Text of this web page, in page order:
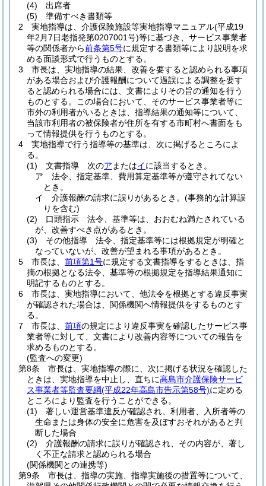
(4)
出席者
(5)
準備すべき書類等
2
実地指導は、介護保険施設等実地指導マニュアル(平成19
年2月7日老指発第0207001号)等に基づき、サービス事業者
等の関係者から前条第5号に規定する書類等により説明を求
める面談形式で行うものとする。
3
市長は、実地指導の結果、改善を要すると認められる事項
がある場合および介護報酬について過誤による調整を要す
ると認められる場合には、文書によりその旨の通知を行う
ものとする。
この場合において、そのサービス事業者等に
市外の利用者がいるときは、指導結果の通知等について、
当該市利用者の被保険者が住所を有する市町村へ書面をも
って情報提供を行うものとする。
4
実地指導で行う指導等の基準は、次に掲げるところによ
る。
(1)
文書指導 次のア またはイに該当するとき。
ア
法令、指定基準、費用算定基準等が遵守されてない
とき。
イ
介護報酬の請求に誤りがあるとき。 (事務的な計算誤
りを含む)
(2)
口頭指示 法令、基準等は、おおむね満たされている
が、改善すべき点があるとき。
(3)
その他指導 法令、指定基準等には根拠規定が明確と
なっていないが、改善が望まれる事項があるとき。
5
市長は、 前項第1号に規定する文書指導をするときは、指
摘の根拠となる法令、基準等の根拠規定を指導結果通知に
明記するものとする。
6
市長は、実地指導において、他法令を根拠とする違反事実
が確認された場合は、関係機関へ情報提供をするものとす
る。
7
市長は、 前項の規定により違反事実を確認したサービス事
業者等に対して、文書により改善内容等についての報告を
求めるものとする。
(監査への変更)
第8条
市長は、実地指導の際に、次に掲げる状況を確認した
ときは、実地指導を中止し、直ちに高島市介護保険サービ
ス事業者等監査要綱(平成22年高島市告示第58号)に定める
ところにより監査を行うことができる。
(1)
著しい運営基準違反が確認され、利用者、入所者等の
生命または身体の安全に危害を及ぼすおそれがあると判
断した場合
(2)
介護報酬の請求に誤りが確認され、その内容が、著し
く不正な請求と認められる場合
(関係機関との連携等)
第9条
市長は、指導の実施、指導実施後の措置等について、